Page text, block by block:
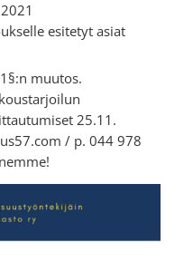
esitetyt asiat
muutos.
25.11.
/ p. 044 978